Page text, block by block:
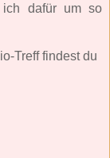
ich dafür um so
Treff findest du